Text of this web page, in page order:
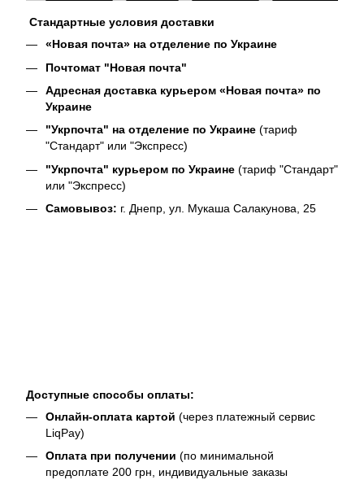
Стандартные условия доставки
«Новая почта» на отделение по Украине
Почтомат "Новая почта"
Адресная доставка курьером «Новая почта» по
Украине
"Укрпочта" на отделение по Украине (тариф
"Стандарт" или "Экспресс)
"Укрпочта" курьером по Украине (тариф "Стандарт"
или "Экспресс)
Самовывоз: г. Днепр, ул. Мукаша Салакунова, 25
Доступные способы оплаты:
Онлайн-оплата картой (через платежный сервис
LiqPay)
Оплата при получении (по минимальной
предоплате 200 грн, индивидуальные заказы